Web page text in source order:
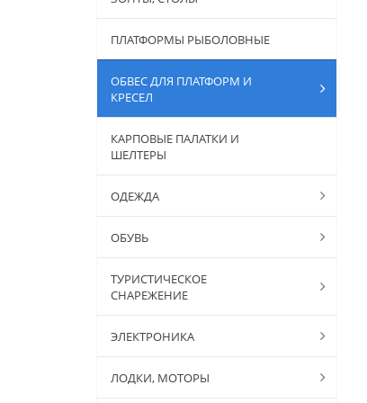
ПЛАТФОРМЫ РЫБОЛОВНЫЕ
ОБВЕС ДЛЯ ПЛАТФОРМ И
КРЕСЕЛ
КАРПОВЫЕ ПАЛАТКИ И
ШЕЛТЕРЫ
ОДЕЖДА
ОБУВЬ
ТУРИСТИЧЕСКОЕ
СНАРЕЖЕНИЕ
ЭЛЕКТРОНИКА
ЛОДКИ, МОТОРЫ